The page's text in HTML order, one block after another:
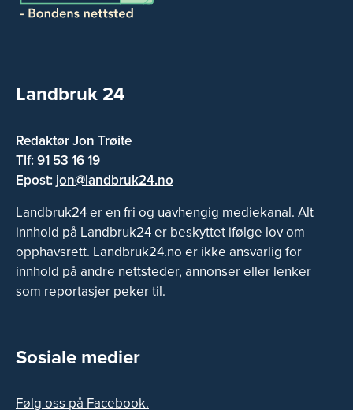
Landbruk 24
Redaktør Jon Trøite
Tlf:91 53 16 19
Epost: jon@landbruk24.no
Landbruk24 er en fri og uavhengig mediekanal. Alt
innhold på Landbruk24 er beskyttet ifølge lov om
opphavsrett. Landbruk24.no er ikke ansvarlig for
innhold på andre nettsteder, annonser eller lenker
som reportasjer peker til.
Sosiale medier
Følg oss på Facebook.